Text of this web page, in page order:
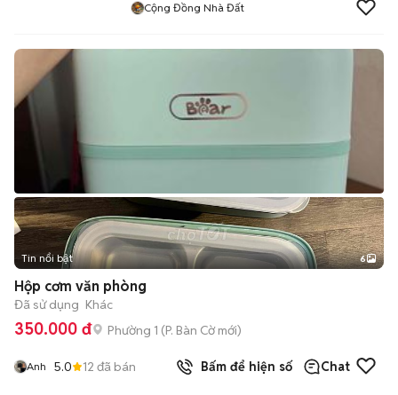
Cộng Đồng Nhà Đất
+2
Tin nổi bật 6
Hộp cơm văn phòng
Đã sử dụng Khác
350.000 đ Phường 1 (P. Bàn Cờmới)
Anh 5.0 12 đã bán Bấm để hiện số Chat